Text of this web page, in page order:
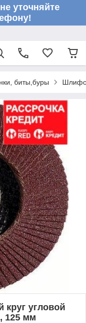
уточняйте
биты,буры
угловой
125 мм